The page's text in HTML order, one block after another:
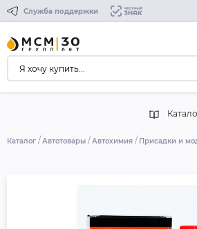
Служба поддержки
Каталог Автотовары Автохимия Присадки и